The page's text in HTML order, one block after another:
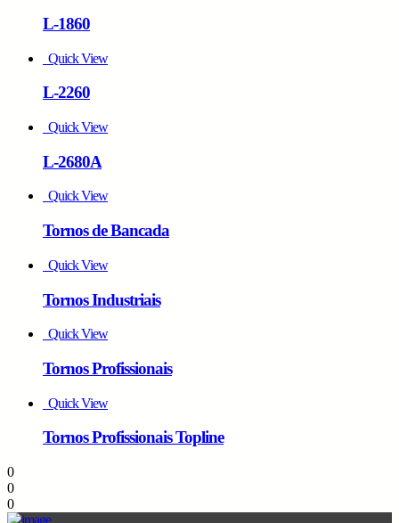
L-1860
Quick View
L-2260
Quick View
L-2680A
Quick View
Tornos de Bancada
Quick View
Tornos Industriais
Quick View
Tornos Profissionais
Quick View
Tornos Profissionais Topline
0
0
0